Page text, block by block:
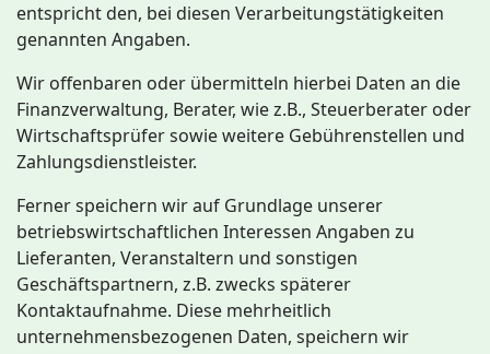
entspricht den, bei diesen Verarbeitungstätigkeiten
genannten Angaben.
Wir offenbaren oder übermitteln hierbei Daten an die
Finanzverwaltung, Berater, wie z.B., Steuerberater oder
Wirtschaftsprüfer sowie weitere Gebührenstellen und
Zahlungsdienstleister.
Ferner speichern wir auf Grundlage unserer
betriebswirtschaftlichen Interessen Angaben zu
Lieferanten, Veranstaltern und sonstigen
Geschäftspartnern, z.B. zwecks späterer
Kontaktaufnahme. Diese mehrheitlich
unternehmensbezogenen Daten, speichern wir